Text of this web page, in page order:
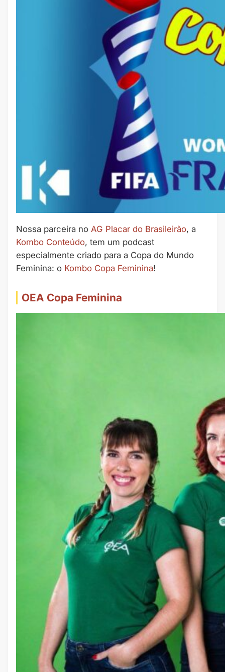
Nossa parceira no AG Placar do Brasileirão, a
Kombo Conteúdo, tem um podcast
especialmente criado para a Copa do Mundo
Feminina: o Kombo Copa Feminina!
OEA Copa Feminina